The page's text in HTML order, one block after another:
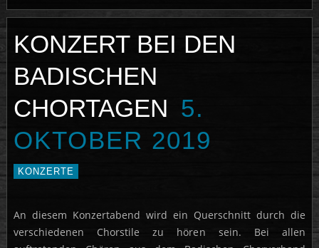
KONZERT BEI DEN
BADISCHEN
CHORTAGEN 5.
OKTOBER 2019
KONZERTE
An diesem Konzertabend wird ein Querschnitt durch die
verschiedenen Chorstile zu hören sein. Bei allen